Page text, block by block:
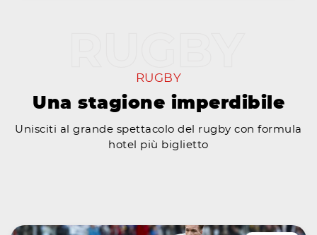
RUGBY
Una stagione imperdibile
Unisciti al grande spettacolo del rugby con formula
hotel più biglietto